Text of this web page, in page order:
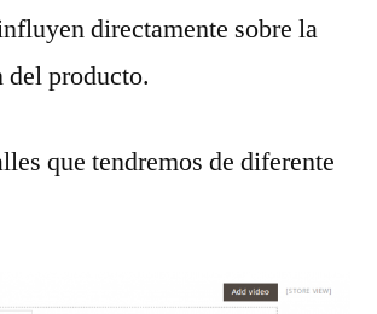
directamente sobre la
producto.
que tendremos de diferente